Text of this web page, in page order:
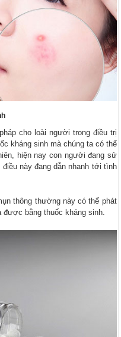
cho loài người trong điều trị
kháng sinh mà chúng ta có thể
hiện nay con người đang sử
này đang dẫn nhanh tới tình
thông thường này có thể phát
được bằng thuốc kháng sinh.